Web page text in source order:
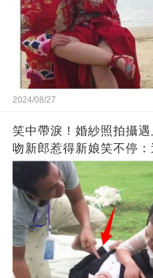
2024/08/27
笑中帶淚！婚紗照拍攝
吻新郎惹得新娘笑不停